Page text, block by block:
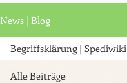
News | Blog
Alle Beiträge
Begriffsklärung | Spediwiki